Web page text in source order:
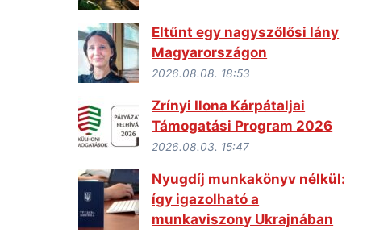
Eltűnt egy nagyszőlősi lány
Magyarországon
2026.08.08. 18:53
Zrínyi Ilona Kárpátaljai
Támogatási Program 2026
2026.08.03. 15:47
Nyugdíj munkakönyv nélkül:
így igazolható a
munkaviszony Ukrajnában